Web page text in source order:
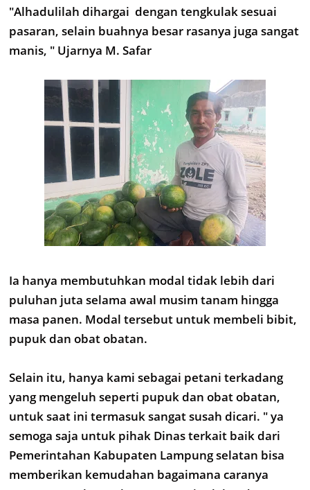
"Alhadulilah dihargai dengan tengkulak sesuai
pasaran, selain buahnya besar rasanya juga sangat
manis, " Ujarnya M. Safar
Ia hanya membutuhkan modal tidak lebih dari
puluhan juta selama awal musim tanam hingga
masa panen. Modal tersebut untuk membeli bibit,
pupuk dan obat obatan.
Selain itu, hanya kami sebagai petani terkadang
yang mengeluh seperti pupuk dan obat obatan,
untuk saat ini termasuk sangat susah dicari. " ya
semoga saja untuk pihak Dinas terkait baik dari
Pemerintahan Kabupaten Lampung selatan bisa
memberikan kemudahan bagaimana caranya